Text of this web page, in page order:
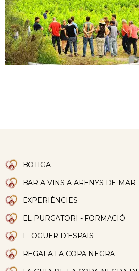
BOTIGA
BAR A VINS A ARENYS DE MAR
EXPERIÈNCIES
EL PURGATORI - FORMACIÓ
LLOGUER D’ESPAIS
REGALA LA COPA NEGRA